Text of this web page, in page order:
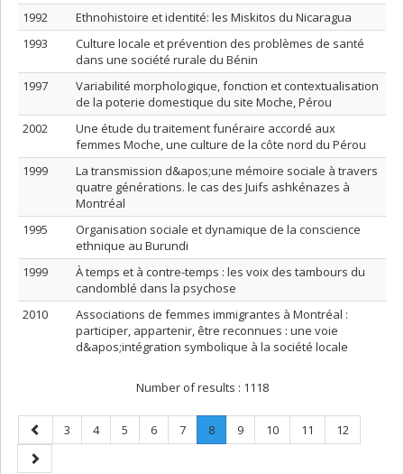
1992
Ethnohistoire et identité: les Miskitos du Nicaragua
1993
Culture locale et prévention des problèmes de santé
dans une société rurale du Bénin
1997
Variabilité morphologique, fonction et contextualisation
de la poterie domestique du site Moche, Pérou
2002
Une étude du traitement funéraire accordé aux
femmes Moche, une culture de la côte nord du Pérou
1999
La transmission d&apos;une mémoire sociale à travers
quatre générations. le cas des Juifs ashkénazes à
Montréal
1995
Organisation sociale et dynamique de la conscience
ethnique au Burundi
1999
À temps et à contre-temps : les voix des tambours du
candomblé dans la psychose
2010
Associations de femmes immigrantes à Montréal :
participer, appartenir, être reconnues : une voie
d&apos;intégration symbolique à la société locale
Number of results : 1118
Previous
page
Page
3 Page
4 Page
5 Page
6 Page
7 Page
8.
Current
Page
9 Page
10 Page
11 Page
12
Next